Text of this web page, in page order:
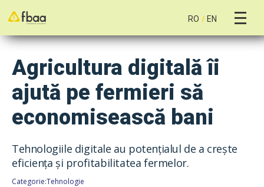
RO / EN
Agricultura digitală îi
ajută pe fermieri să
economisească bani
Tehnologiile digitale au potențialul de a crește
eficiența și profitabilitatea fermelor.
Categorie:Tehnologie